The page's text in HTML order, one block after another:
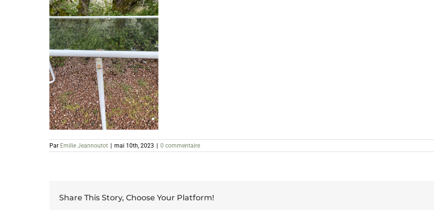
Par Emilie Jeannoutot mai 10th, 2023 0 commentaire
Share This Story, Choose Your Platform!